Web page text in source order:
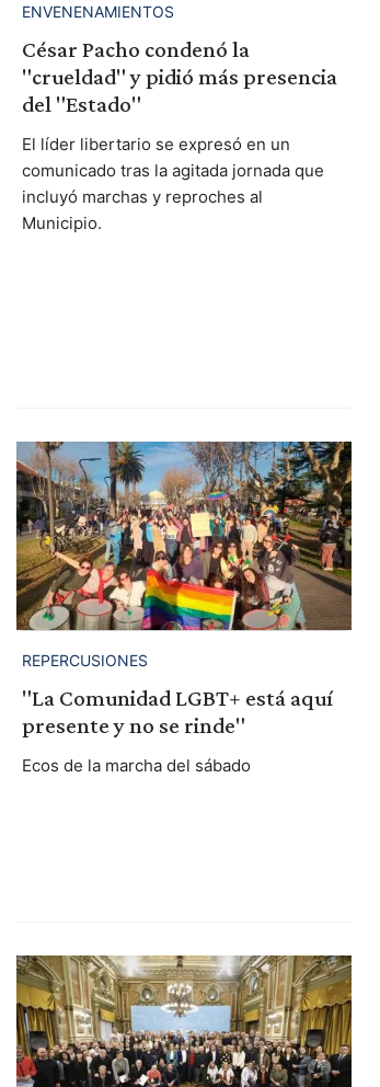
ENVENENAMIENTOS
César Pacho condenó la
"crueldad" y pidió más presencia
del "Estado"
El líder libertario se expresó en un
comunicado tras la agitada jornada que
incluyó marchas y reproches al
Municipio.
REPERCUSIONES
"La Comunidad LGBT+ está aquí
presente y no se rinde"
Ecos de la marcha del sábado